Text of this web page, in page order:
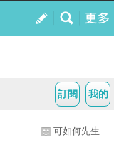
我的
訂閱
可如何先生